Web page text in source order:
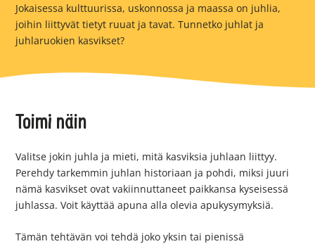
Jokaisessa kulttuurissa, uskonnossa ja maassa on juhlia,
joihin liittyvät tietyt ruuat ja tavat. Tunnetko juhlat ja
juhlaruokien kasvikset?
Toimi näin
Valitse jokin juhla ja mieti, mitä kasviksia juhlaan liittyy.
Perehdy tarkemmin juhlan historiaan ja pohdi, miksi juuri
nämä kasvikset ovat vakiinnuttaneet paikkansa kyseisessä
juhlassa. Voit käyttää apuna alla olevia apukysymyksiä.
Tämän tehtävän voi tehdä joko yksin tai pienissä